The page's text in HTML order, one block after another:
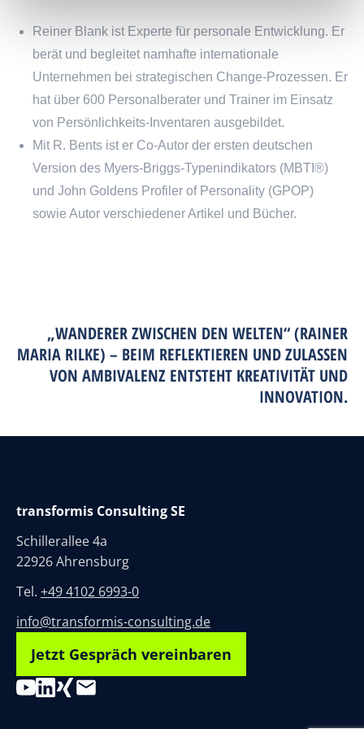
Reiner Blank ist Experte für personale Entwicklung. Er
berät und begleitet namhafte internationale
Unternehmen bei strategischen Change-Prozessen. Er
hat über 600 Personalberater und Trainer im Einsatz
von Persönlichkeits-Inventaren ausgebildet.
Mit R. Bents ist er Co-Autor der ersten deutschen
Version des Myers-Briggs-Typenindikators (MBTI®)
und John Goldens Profiler of Personality (GPOP)
sowie Autor verschiedener Artikel und Bücher.
„WANDERER ZWISCHEN DEN WELTEN“ (RAINER
MARIA RILKE) – BEIM REFLEKTIEREN UND ZULASSEN
VON AMBIVALENZ ENTSTEHT KREATIVITÄT UND
INNOVATION.
transformis Consulting SE
Schillerallee 4a
22926 Ahrensburg
Tel. +49 4102 6993-0
info@transformis-consulting.de
Jetzt Gespräch vereinbaren